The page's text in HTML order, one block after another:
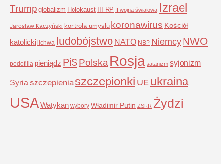
Trump globalizm Holokaust III RP II wojna światowa Izrael
Jarosław Kaczyński kontrola umysłu koronawirus Kościół
katolicki lichwa ludobójstwo NATO NBP NiemcyNWO
pedofilia pieniądz PiSPolska Rosja satanizm syjonizm
Syria szczepienia szczepionki UE ukraina
USAWatykan wybory Władimir Putin ZSRR Żydzi